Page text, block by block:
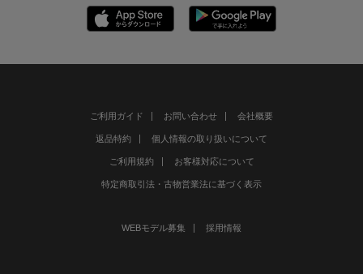
ご利用ガイド お問い合わせ 会社概要
返品特約 個人情報の取り扱いについて
ご利用規約 お客様対応について
特定商取引法・古物営業法に基づく表示
WEBモデル募集 採用情報